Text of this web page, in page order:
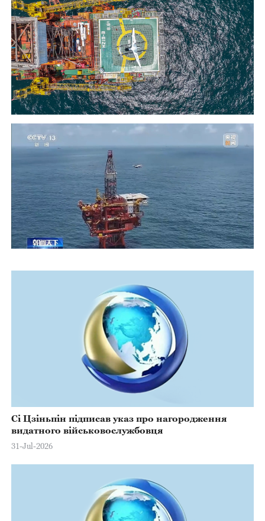
Сі Цзіньпін підписав указ про нагородження
видатного військовослужбовця
31-Jul-2026